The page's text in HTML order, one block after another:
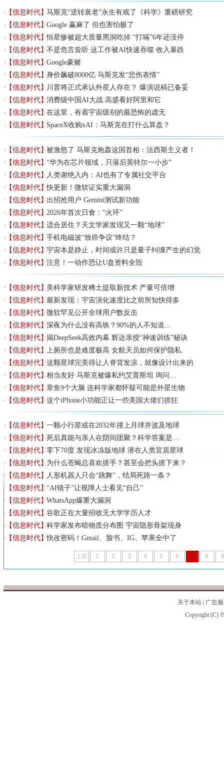
【信息时代】马斯克“逆转衰老”永生有戏了《科学》重磅研究
【信息时代】Google 赢麻了 但也害怕极了
【信息时代】恒星惨被超大质量黑洞吃掉 “打嗝”6年还没停
【信息时代】不是危言耸听 这工作被AI快速吞噬 收入暴跌
【信息时代】Google豪赌
【信息时代】身价飙破8000亿 马斯克发“悲伤表情”
【信息时代】 川普将正式承认外星人存在？ 爆演说稿已备妥
【信息时代】消费级中国AI大战 高盛看好阿里和它
【信息时代】在这里，有着宇宙级别的最恐怖的虚无
【信息时代】SpaceX收购xAI：马斯克在打什么算盘？
【信息时代】被激怒了 马斯克炮轰这国首相：法西斯主义者！
【信息时代】“华为在芯片领域，只落后英特尔一小步”
【信息时代】 人类谢绝入内：AI也有了专属社交平台
【信息时代】快更新！微软证实重大漏洞
【信息时代】出招抢用户 Gemini测试新功能
【信息时代】2026年首次日食：“火环”
【信息时代】适合居住？天文学家发现又一颗“地球”
【信息时代】手机电磁波“致癌争议”终结？
【信息时代】宇宙本是静止，时间或许只是量子纠缠产生的幻觉
【信息时代】注意！一动作恐让U盘资料全毁
【信息时代】美科学家研发稀土提取新技术 产量可倍增
【信息时代】最新发现：宇宙演化速度比之前所知快得多
【信息时代】微软罕见公开全球用户数反击
【信息时代】深夜为什么没有高铁？90%的人不知道...
【信息时代】揭DeepSeek高效内幕 辉达亲授“神速训练”秘诀
【信息时代】上厕所也是难度极高 女航天员如何保护隐私
【信息时代】这颗星球完美得让人脊背发凉，就像设计出来的
【信息时代】相当友好 马斯克被爆私约艾普斯坦 询问…
【信息时代】章鱼9个大脑 连科学家都怀疑可能是外星生物
【信息时代】这个iPhone小功能正让一些美国大佬们抓狂
【信息时代】一颗小行星或在2032年撞上月球并波及地球
【信息时代】死后真能与亲人在阴间团聚？科学答案是…
【信息时代】零下70度 发现冰冻版地球 潜在人类宜居星球
【信息时代】为什么苍蝇总喜欢搓手？甚至会把头搓下来？
【信息时代】 人形机器人只会“跳舞”，结局死路一条？
【信息时代】“AI镜子”让视障人士看见“自己”
【信息时代】WhatsApp爆重大漏洞
【信息时代】谷歌正在大量招收无大学学历人才
【信息时代】科学家发布暗物质分布图 宇宙隐形骨架现身
【信息时代】快改密码！Gmail、脸书、IG、苹果全中了
上页 1 2 3 4 5 6 7 8 9
关于本站
广告
Copyright (C)